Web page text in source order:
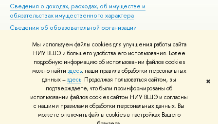
Мы используем файлы cookies для улучшения работы сайта
НИУ ВШЭ и большего удобства его использования. Более
подробную информацию об использовании файлов cookies
можно найти здесь, наши правила обработки персональных
данных –здесь. Продолжая пользоваться сайтом, вы
подтверждаете, что были проинформированы об
использовании файлов cookies сайтом НИУ ВШЭ и согласны
с нашими правилами обработки персональных данных. Вы
можете отключить файлы cookies в настройках Вашего
✖
Сведения о доходах, расходах, об имуществе и
обязательствах имущественного характера
Сведения об образовательной организации
Людям с ограниченными возможностями здоровья
Единая платежная страница
Работа в Вышке
© НИУ ВШЭ 1993–2026 Адреса и контакты Условия использования
материалов Политика конфиденциальности Карта сайта
Шрифты HSE Sans и HSE Slab разработаны вШколе дизайна НИУ ВШЭ